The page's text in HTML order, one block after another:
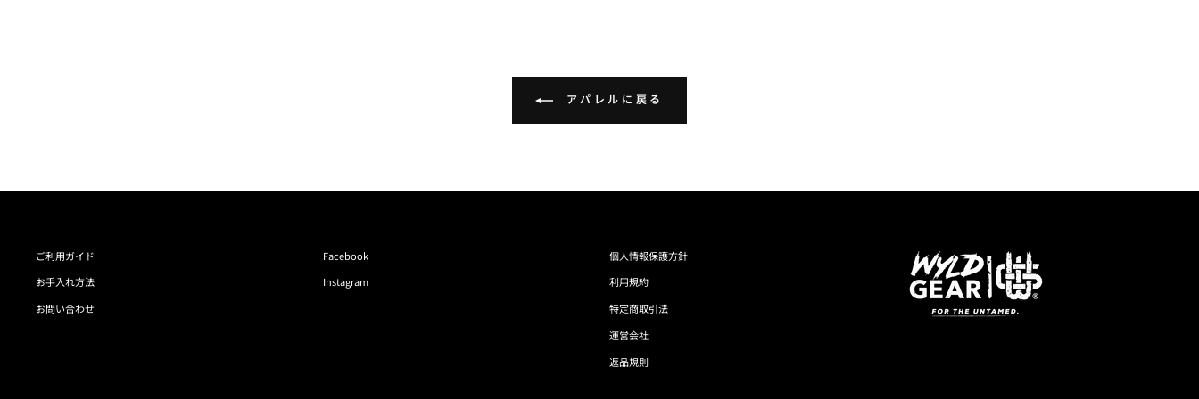
アパレルに戻る
ご利用ガイド
お手入れ方法
お問い合わせ
Facebook
Instagram
個人情報保護方針
利用規約
特定商取引法
運営会社
返品規則